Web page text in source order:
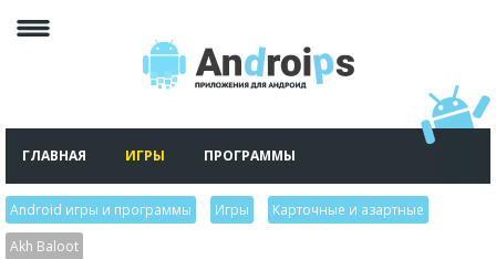
ГЛАВНАЯ ИГРЫ ПРОГРАММЫ
Android игры и программы Игры Карточные и азартные
Akh Baloot